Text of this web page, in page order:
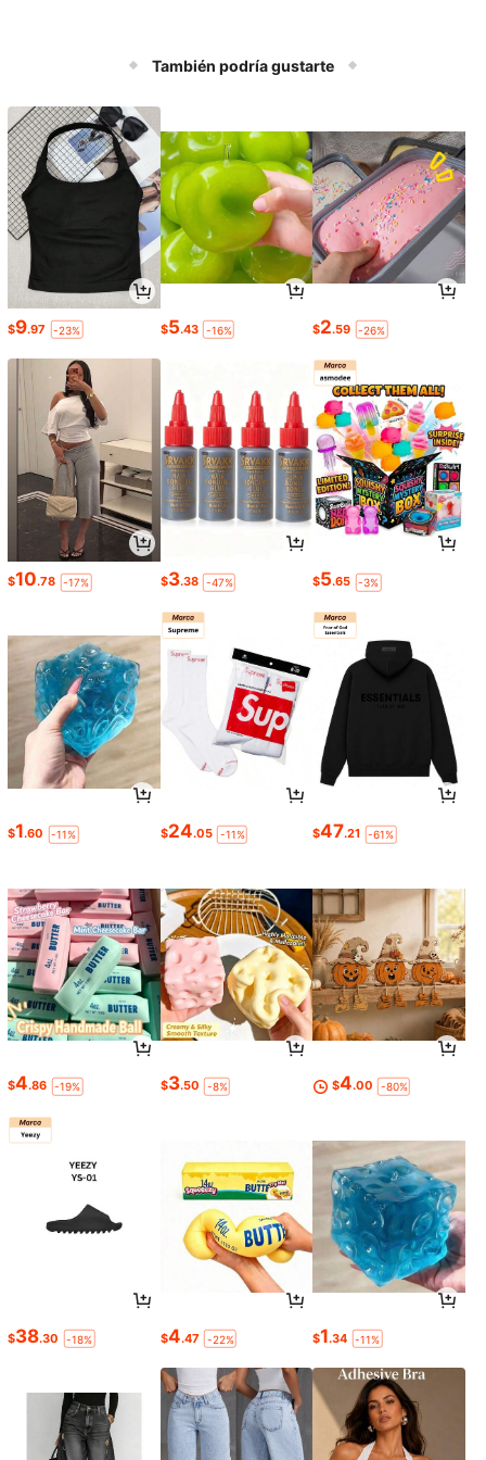
También podría gustarte
$9.97 -23% $5.43 -16% $2.59 -26%
$10.78 -17% $3.38 -47% $5.65 -3%
$1.60 -11% $24.05 -11% $47.21 -61%
$4.86 -19% $3.50 -8% $4.00 -80%
$38.30 -18% $4.47 -22% $1.34 -11%